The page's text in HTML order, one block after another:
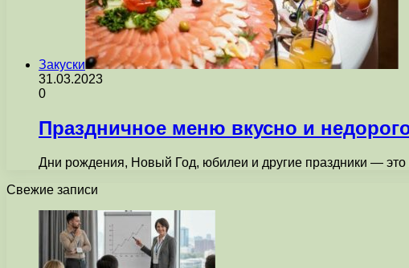
Закуски
31.03.2023
0
Праздничное меню вкусно и
Дни рождения, Новый Год, юбилеи и другие праздники — это
Свежие записи